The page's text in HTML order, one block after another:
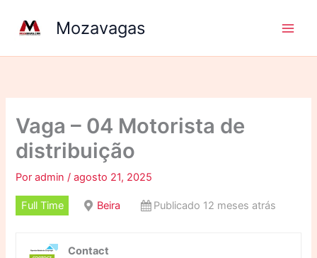
conteúdo
Mozavagas
Vaga – 04 Motorista de
distribuição
Poradmin/agosto 21, 2025
Full Time Beira Publicado 12 meses atrás
Contact